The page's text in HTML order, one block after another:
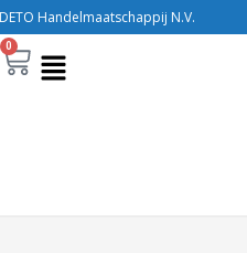
Handelmaatschappij N.V.
0